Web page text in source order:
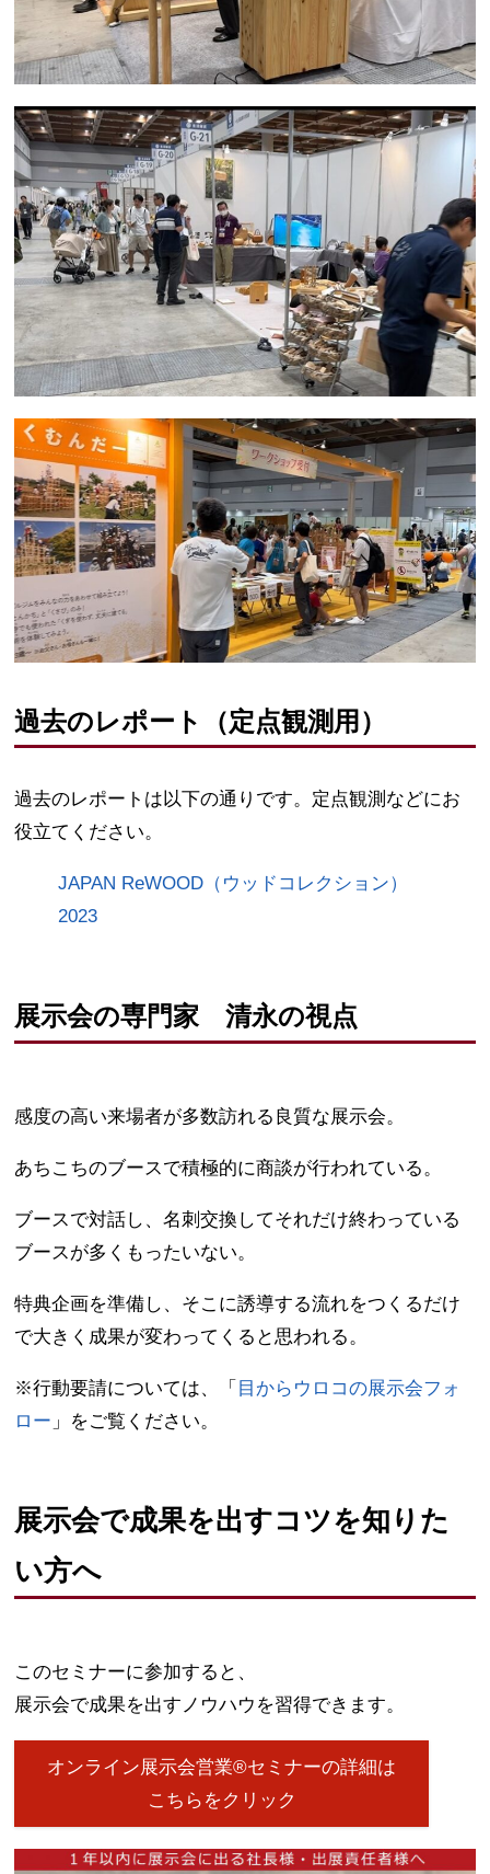
過去のレポート（定点観測用）
過去のレポートは以下の通りです。定点観測などにお
役立てください。
JAPAN ReWOOD（ウッドコレクション）
2023
展示会の専門家 清永の視点
感度の高い来場者が多数訪れる良質な展示会。
あちこちのブースで積極的に商談が行われている。
ブースで対話し、名刺交換してそれだけ終わっている
ブースが多くもったいない。
特典企画を準備し、そこに誘導する流れをつくるだけ
で大きく成果が変わってくると思われる。
※行動要請については、「 目からウロコの展示会フォ
ロー 」をご覧ください。
展示会で成果を出すコツを知りた
い方へ
このセミナーに参加すると、
展示会で成果を出すノウハウを習得できます。
オンライン展示会営業®セミナーの詳細は
こちらをクリック